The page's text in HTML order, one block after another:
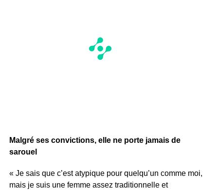
Malgré ses convictions, elle ne porte jamais de
sarouel
« Je sais que c’est atypique pour quelqu’un comme moi,
mais je suis une femme assez traditionnelle et